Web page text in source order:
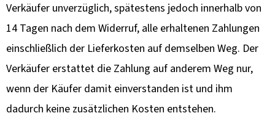
Verkäufer unverzüglich, spätestens jedoch innerhalb von
14 Tagen nach dem Widerruf, alle erhaltenen Zahlungen
einschließlich der Lieferkosten auf demselben Weg. Der
Verkäufer erstattet die Zahlung auf anderem Weg nur,
wenn der Käufer damit einverstanden ist und ihm
dadurch keine zusätzlichen Kosten entstehen.